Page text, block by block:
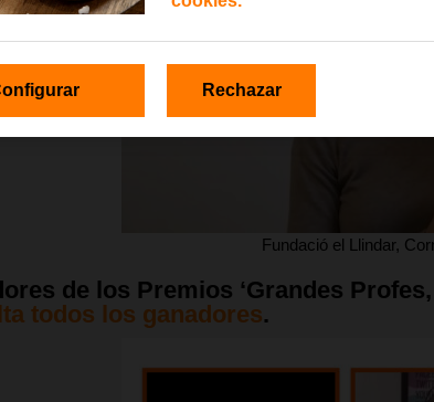
Fundació el Llindar,
de los Premios ‘Grandes
todos los ganadores.
Rechazar